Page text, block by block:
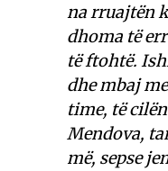
na rruajtën
dhoma të
të ftohtë.
dhe mbaj
time, të
Mendova,
më, sepse